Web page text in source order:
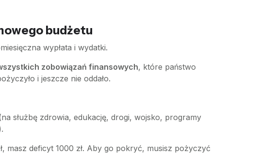
budżetu
wypłata i wydatki.
zobowiązań finansowych, które państwo
i jeszcze nie oddało.
służbę zdrowia, edukację, drogi, wojsko, programy
masz deficyt 1000 zł. Aby go pokryć, musisz pożyczyć